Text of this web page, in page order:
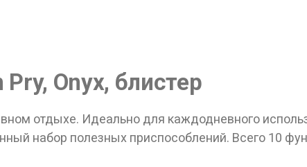
Onyx, блистер
отдыхе. Идеально для каждодневного
набор полезных приспособлений. Всего 10
Вам исполнилось 18 лет?